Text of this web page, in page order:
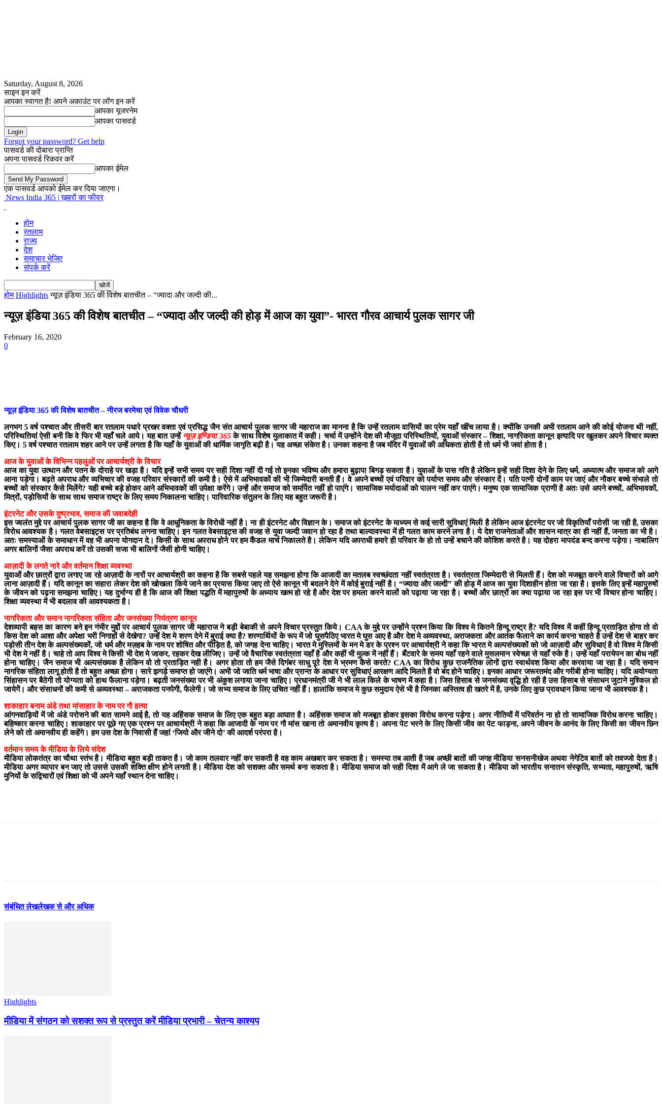
Saturday, August 8, 2026
साइन इन करें
आपका स्वागत है! अपने अकाउंट पर लॉग इन करें
आपका यूजरनेम
आपका पासवर्ड
Forgot your password? Get help
पासवर्ड की दोबारा प्राप्ति
अपना पासवर्ड रिकवर करें
आपका ईमेल
एक पासवर्ड आपको ईमेल कर दिया जाएगा।
News India 365 | ख़बरों का फीवर
होम
रतलाम
राज्य
देश
समाचार भेजिए
संपर्क करें
होम Highlights न्यूज़ इंडिया 365 की विशेष बातचीत – “ज्यादा और जल्दी की...
न्यूज़ इंडिया 365 की विशेष बातचीत – “ज्यादा और जल्दी की होड़ में आज का युवा”- भारत गौरव आचार्य पुलक सागर जी
February 16, 2020
0
न्यूज़ इंडिया 365 की विशेष बातचीत – नीरज बरमेचा एवं विवेक चौधरी
लगभग 5 वर्ष पश्चात और तीसरी बार रतलाम पधारे प्रखर वक्ता एवं प्रसिद्ध जैन संत आचार्य पुलक सागर जी महाराज का मानना है कि उन्हें रतलाम वासियों का प्रेम यहाँ खींच लाया है। क्योंकि उनकी अभी रतलाम आने की कोई योजना थी नहीं,
परिस्थितियां ऐसी बनी कि वे फिर भी यहाँ चले आये। यह बात उन्हें न्यूज़ इण्डिया 365के साथ विशेष मुलाकात में कही। चर्चा में उन्होंने देश की मौजूदा परिस्थितियों, युवाओं संस्कार – शिक्षा, नागरिकता कानून इत्यादि पर खुलकर अपने विचार व्यक्त
किए। 5 वर्ष पश्चात रतलाम शहर आने पर उन्हें लगता है कि यहाँ के युवाओं की धार्मिक जागृति बढ़ी है। यह अच्छा संकेत है। उनका कहना है जब मंदिर में युवाओं की अधिकता होती है तो धर्म भी जवां होता है।
आज के युवाओं के विभिन्न पहलुओं पर आचार्यश्री के विचार
आज का युवा उत्थान और पतन के दोराहे पर खड़ा है। यदि इन्हें सभी समय पर सही दिशा नहीं दी गई तो इनका भविष्य और हमारा बुढ़ापा बिगड़ सकता है। युवाओं के पास गति है लेकिन इन्हें सही दिशा देने के लिए धर्म, अध्यात्म और समाज को आगे
आना पड़ेगा। बढ़ते अपराध और व्यभिचार की वजह परिवार संस्कारों की कमी है। ऐसे में अभिभावकों की भी जिम्मेदारी बनती हैं। वे अपने बच्चों एवं परिवार को पर्याप्त समय और संस्कार दें। पति पत्नी दोनों काम पर जाएं और नौकर बच्चे संभाले तो
बच्चों को संस्कार कैसे मिलेंगे? यही बच्चे बड़े होकर आने अभिभावकों की उपेक्षा करेंगे। उन्हें और समाज को समर्पित नहीं हो पाएंगे। सामाजिक मर्यादाओं को पालन नहीं कर पाएंगे। मनुष्य एक सामाजिक प्राणी है अतः उसे अपने बच्चों, अभिभावकों,
मित्रों, पड़ोसियों के साथ साथ समाज राष्ट्र के लिए समय निकालना चाहिए। पारिवारिक संतुलन के लिए यह बहुत जरूरी है।
इंटरनेट और उसके दुष्प्रभाव, समाज की जवाबदेही
इस ज्वलंत मुद्दे पर आचार्य पुलक सागर जी का कहना है कि वे आधुनिकता के विरोधी नहीं है। ना ही इंटरनेट और विज्ञान के। समाज को इंटरनेट के माध्यम से कई सारी सुविधाएं मिली है लेकिन आज इंटरनेट पर जो विकृतियाँ परोसी जा रही है, उसका
विरोध आवश्यक है। गलत वेबसाइट्स पर प्रतिबंध लगना चाहिए। इन गलत वेबसाइट्स की वजह से युवा जल्दी जवान हो रहा है तथा बाल्यावस्था में ही गलत काम करने लगा है। ये देश राजनेताओं और शासन मात्र का ही नहीं हैं, जनता का भी है।
अतः समस्याओं के समाधान में वह भी अपना योगदान दे। किसी के साथ अपराध होने पर हम कैंडल मार्च निकालते है। लेकिन यदि अपराधी हमारे ही परिवार के हो तो उन्हें बचाने की कोशिश करते है। यह दोहरा मापदंड बन्द करना पड़ेगा। नाबालिग
अगर बालिगों जैसा अपराध करें तो उसकी सजा भी बालिगों जैसी होनी चाहिए।
आज़ादी के लगते नारे और वर्तमान शिक्षा व्यवस्था
युवाओं और छात्रों द्वारा लगाए जा रहे आज़ादी के नारों पर आचार्यश्री का कहना है कि सबसे पहले यह समझना होगा कि आजादी का मतलब स्वच्छंदता नहीं स्वतंत्रता है। स्वतंत्रता जिम्मेदारी से मिलती हैं। देश को मजबूत करने वाले विचारों को आगे
लाना आज़ादी हैं। यदि कानून का सहारा लेकर देश को खोखला किये जाने का प्रयास किया जाए तो ऐसे कानून भी बदलने देने में कोई बुराई नहीं है। “ज्यादा और जल्दी” की होड़ में आज का युवा दिशाहीन होता जा रहा है। इसके लिए इन्हें महापुरुषों
के जीवन को पढ़ना समझना चाहिए। यह दुर्भाग्य ही है कि आज की शिक्षा पद्धति में महापुरुषों के अध्याय खत्म हो रहे है और देश पर हमला करने वालों को पढ़ाया जा रहा है। बच्चों और छात्रों का क्या पढ़ाया जा रहा इस पर भी विचार होना चाहिए।
शिक्षा व्यवस्था में भी बदलाव की आवश्यकता है।
नागरिकता और समान नागरिकता संहिता और जनसंख्या नियंत्रण कानून
देशव्यापी बहस का कारण बने इन गंभीर मुद्दों पर आचार्य पुलक सागर जी महाराज ने बड़ी बेबाकी से अपने विचार प्रस्तुत किये। CAA के मुद्दे पर उन्होंने प्रश्न किया कि विश्व मे कितने हिन्दू राष्ट्र है? यदि विश्व में कहीं हिन्दू प्रताड़ित होगा तो वो
किस देश को आशा और अपेक्षा भरी निगाहों से देखेगा? उन्हें देश मे शरण देने में बुराई क्या है? शरणार्थियों के रूप में जो घुसपैठिए भारत मे घुस आए है और देश मे अव्यवस्था, अराजकता और आतंक फैलाने का कार्य करना चाहते है उन्हें देश से बाहर कर
पड़ोसी तीन देश के अल्पसंख्यकों, जो धर्म और मज़हब के नाम पर शोषित और पीड़ित है, को जगह देना चाहिए। भारत मे मुस्लिमों के मन मे डर के प्रश्न पर आचार्यश्री ने कहा कि भारत मे अल्पसंख्यकों को जो आज़ादी और सुविधाएं है वो विश्व मे किसी
भी देश मे नहीं है। चाहे तो आप विश्व मे किसी भी देश मे जाकर, रहकर देख लीजिए। उन्हें जो वैचारिक स्वतंत्रता यहाँ है और कहीं भी मुल्क में नहीं हैं। बँटवारे के समय यहाँ रहने वाले मुसलमान स्वेच्छा से यहाँ रुके है। उन्हें यहाँ परायेपन का बोध नहीं
होना चाहिए। जैन समाज भी अल्पसंख्यक है लेकिन वो तो प्रताड़ित नही है। अगर होता तो हम जैसे दिगंबर साधु पूरे देश मे भ्रमण कैसे करते? CAA का विरोध कुछ राजनैतिक लोगों द्वारा स्वार्थवश किया और करवाया जा रहा है। यदि समान
नागरिक संहिता लागू होती है तो बहुत अच्छा होगा। सारे झगड़े समाप्त हो जाएंगे। अभी जो जाति धर्म भाषा और प्रान्त के आधार पर सुविधाएं आरक्षण आदि मिलते है वो बंद होने चाहिए। इनका आधार जरूरतमंद और गरीबी होना चाहिए। यदि अयोग्यता
सिंहासन पर बैठेगी तो योग्यता को हाथ फैलाना पड़ेगा। बढ़ती जनसंख्या पर भी अंकुश लगाया जाना चाहिए। प्रधानमंत्री जी ने भी लाल किले के भाषण में कहा है। जिस हिसाब से जनसंख्या वृद्धि हो रही है उस हिसाब से संसाधन जुटाने मुश्किल हो
जायेगें। और संसाधनों की कमी से अव्यवस्था – अराजकता पनपेगी, फैलेगी। जो सभ्य समाज के लिए उचित नहीं हैं। हालांकि समाज मे कुछ समुदाय ऐसे भी है जिनका अस्तित्व ही खतरे में है, उनके लिए कुछ प्रावधान किया जाना भी आवश्यक है।
शाकाहार बनाम अंडे तथा मांसाहार के नाम पर गौ हत्या
आंगनवाड़ियों में जो अंडे परोसने की बात सामने आई है, तो यह अहिंसक समाज के लिए एक बहुत बड़ा आघात है। अहिंसक समाज को मजबूत होकर इसका विरोध करना पड़ेगा। अगर नीतियों में परिवर्तन ना हो तो सामाजिक विरोध करना चाहिए।
बहिष्कार करना चाहिए। शाकाहार पर पूछे गए एक प्रश्न पर आचार्यश्री ने कहा कि आजादी के नाम पर गौ मांस खाना तो अमानवीय कृत्य है। अपना पेट भरने के लिए किसी जीव का पेट फाड़ना, अपने जीवन के आनंद के लिए किसी का जीवन छिन
लेने को तो अमानवीय ही कहेंगे। हम उस देश के निवासी हैं जहां ‘जियो और जीने दो’ की आदर्श परंपरा है।
वर्तमान समय के मीडिया के लिये संदेश
मीडिया लोकतंत्र का चौथा स्तंभ है। मीडिया बहुत बड़ी ताकत है। जो काम तलवार नहीं कर सकती है वह काम अखबार कर सकता है। समस्या तब आती है जब अच्छी बातों की जगह मीडिया सनसनीखेज अथवा नेगेटिव बातों को तवज्जो देता है।
मीडिया अगर व्यापार बन जाए तो उससे उसकी शक्ति क्षीण होने लगती है। मीडिया देश को सशक्त और समर्थ बना सकता है। मीडिया समाज को सही दिशा में आगे ले जा सकता है। मीडिया को भारतीय सनातन संस्कृति, सभ्यता, महापुरुषों, ऋषि
मुनियों के सद्विचारों एवं शिक्षा को भी अपने यहाँ स्थान देना चाहिए।
संबंधित लेखलेखक से और अधिक
Highlights
मीडिया में संगठन को सशक्त रूप से प्रस्तुत करें मीडिया प्रभारी – चेतन्य काश्यप